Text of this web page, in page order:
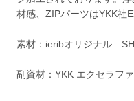
材感、ZIPパーツはYKK社
素材：ieribオリジナル
副資材：YKK エクセラフ